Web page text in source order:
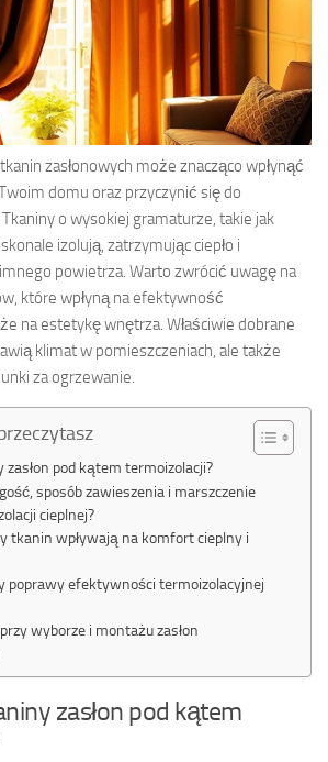
zasłonowych może znacząco wpłynąć
domu oraz przyczynić się do
o wysokiej gramaturze, takie jak
izolują, zatrzymując ciepło i
powietrza. Warto zwrócić uwagę na
które wpłyną na efektywność
na estetykę wnętrza. Właściwie dobrane
klimat w pomieszczeniach, ale także
za ogrzewanie.
zasłon pod kątem termoizolacji?
sposób zawieszenia i marszczenie
cieplnej?
tkanin wpływają na komfort cieplny i
poprawy efektywności termoizolacyjnej
wyborze i montażu zasłon
zasłon pod kątem